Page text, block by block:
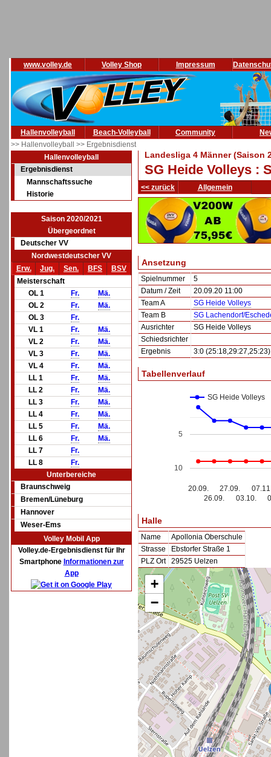
www.volley.de Volley Shop Impressum
Hallenvolleyball Beach-Volleyball Community
>> Hallenvolleyball >> Ergebnisdienst
Hallenvolleyball
Ergebnisdienst
Mannschaftssuche
Historie
Saison 2020/2021
Übergeordnet
Deutscher VV
Nordwestdeutscher VV
Erw.
Jug. Sen. BFS
BSV
Meisterschaft
OL 1
Fr.
Mä.
OL 2
Fr.
Mä.
OL 3
Fr.
VL 1
Fr.
Mä.
VL 2
Fr.
Mä.
VL 3
Fr.
Mä.
VL 4
Fr.
Mä.
LL 1
Fr.
Mä.
LL 2
Fr.
Mä.
LL 3
Fr.
Mä.
LL 4
Fr.
Mä.
LL 5
Fr.
Mä.
LL 6
Fr.
Mä.
LL 7
Fr.
LL 8
Fr.
Unterbereiche
Braunschweig
Bremen/Lüneburg
Hannover
Weser-Ems
Volley Mobil App
Volley.de-Ergebnisdienst für Ihr
Smartphone Informationen zur
App
Landesliga 4 Männer (Saison
SG Heide Volleys :
<< zurück Allgemein
Ansetzung
Spielnummer
5
Datum / Zeit
20.09.20 11:00
Team A
SG Heide Volleys
Team B
SG Lachendorf/
Ausrichter
SG Heide Volleys
Schiedsrichter
Ergebnis
3:0 (25:18,29:27,25:23)
Tabellenverlauf
SG Heide Volleys
20.09.
26.09.
27.09.
03.10.
5
10
Halle
Name
Apollonia Oberschule
Strasse
Ebstorfer Straße 1
PLZ Ort
29525 Uelzen
+
−